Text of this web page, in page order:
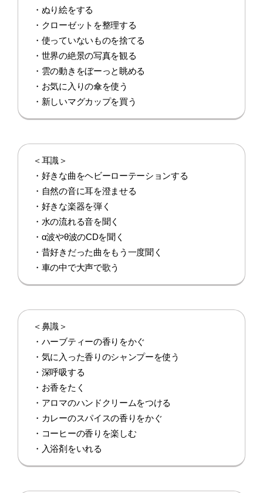
・ぬり絵をする
・クローゼットを整理する
・使っていないものを捨てる
・世界の絶景の写真を観る
・雲の動きをぼーっと眺める
・お気に入りの傘を使う
・新しいマグカップを買う
＜耳識＞
・好きな曲をヘビーローテーションする
・自然の音に耳を澄ませる
・好きな楽器を弾く
・水の流れる音を聞く
・α波やθ波のCDを聞く
・昔好きだった曲をもう一度聞く
・車の中で大声で歌う
＜鼻識＞
・ハーブティーの香りをかぐ
・気に入った香りのシャンプーを使う
・深呼吸する
・お香をたく
・アロマのハンドクリームをつける
・カレーのスパイスの香りをかぐ
・コーヒーの香りを楽しむ
・入浴剤をいれる